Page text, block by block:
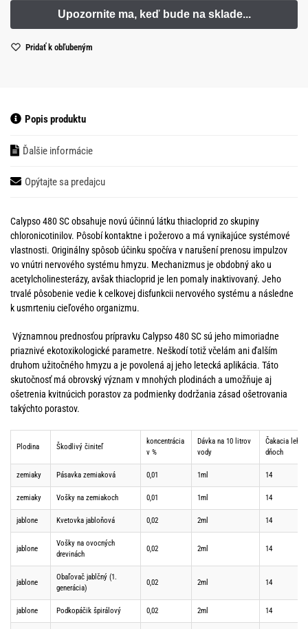
Pridať k obľubeným
Popis produktu
Ďalšie informácie
Opýtajte sa predajcu
Calypso 480 SC obsahuje novú účinnú látku thiacloprid zo skupiny
chloronicotinilov. Pôsobí kontaktne i požerovo a má vynikajúce systémové
vlastnosti. Originálny spôsob účinku spočíva v narušení prenosu impulzov
vo vnútri nervového systému hmyzu. Mechanizmus je obdobný ako u
acetylcholinesterázy, avšak thiacloprid je len pomaly inaktivovaný. Jeho
trvalé pôsobenie vedie k celkovej disfunkcii nervového systému a následne
k usmrteniu cieľového organizmu.
Významnou prednosťou prípravku Calypso 480 SC sú jeho mimoriadne
priaznivé ekotoxikologické parametre. Neškodí totiž včelám ani ďalším
druhom užitočného hmyzu a je povolená aj jeho letecká aplikácia. Táto
skutočnosť má obrovský význam v mnohých plodinách a umožňuje aj
ošetrenia kvitnúcich porastov za podmienky dodržania zásad ošetrovania
takýchto porastov.
Plodina Škodlivý činiteľ
koncentrácia
v %
Dávka na 10 litrov
vody
Čakacia
dňoch
zemiaky Pásavka zemiaková 0,01 1ml 14
zemiaky Vošky na zemiakoch 0,01 1ml 14
jablone Kvetovka jabloňová 0,02 2ml 14
jablone
Vošky na ovocných
drevinách
0,02 2ml 14
jablone
Obaľovač jablčný (1.
generácia)
0,02 2ml 14
jablone Podkopáčik špirálový 0,02 2ml 14